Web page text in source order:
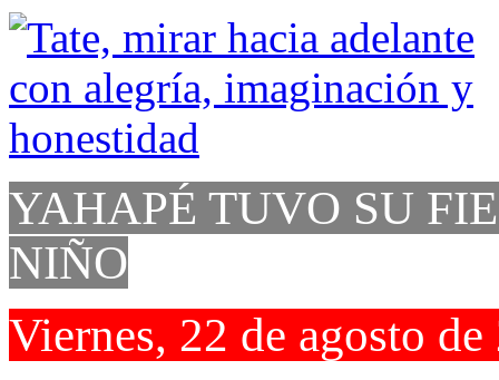
YAHAPÉ TUVO SU
NIÑO
Viernes, 22 de agosto de